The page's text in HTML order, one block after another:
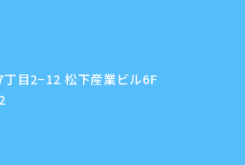
目2−12 松下産業ビル6F